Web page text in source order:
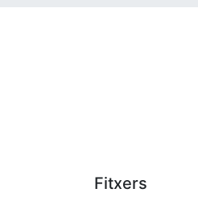
Fitxers